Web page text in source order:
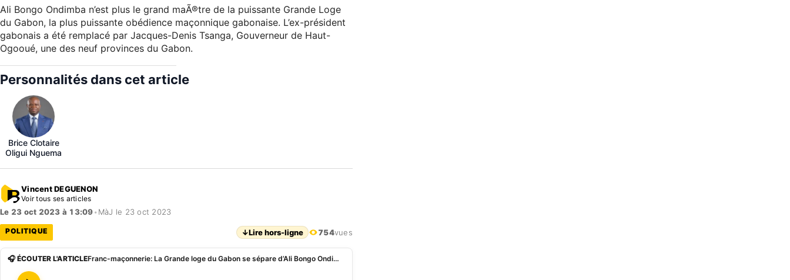
Ali Bongo Ondimba n’est plus le grand maÃ®tre de la puissante Grande Loge
du Gabon, la plus puissante obédience maçonnique gabonaise. L’ex-président
gabonais a été remplacé par Jacques-Denis Tsanga, Gouverneur de Haut-
Ogooué, une des neuf provinces du Gabon.
Personnalités dans cet article
Brice Clotaire
Oligui Nguema
Vincent DEGUENON
Voir tous ses articles
Le 23 oct 2023 à 13:09• MàJ le 23 oct 2023
POLITIQUE ↓Lire hors-ligne 754vues
🎧 ÉCOUTER L'ARTICLE Franc-maçonnerie: La Grande loge du Gabon se sépare d’Ali Bongo Ondimba